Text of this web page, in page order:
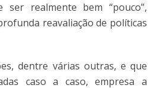
ser realmente bem “pouco”,
reavaliação de políticas
dentre várias outras, e que
caso a caso, empresa a